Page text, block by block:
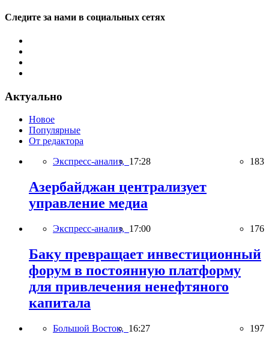
Следите за нами в социальных сетях
Актуально
Новое
Популярные
От редактора
Экспресс-анализ, 17:28 183
Азербайджан централизует
управление медиа
Экспресс-анализ, 17:00 176
Баку превращает инвестиционный
форум в постоянную платформу
для привлечения ненефтяного
капитала
Большой Восток, 16:27 197